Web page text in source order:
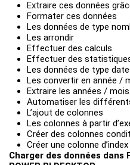
Extraire ces données
Formater ces données
Les données de type
Les arrondir
Effectuer des calculs
Effectuer des
Les données de type
Les convertir en année /
Extraire les années /
Automatiser les
L’ajout de colonnes
Les colonnes à partir
Créer des colonnes
Créer une colonne d’index
Charger des données dans